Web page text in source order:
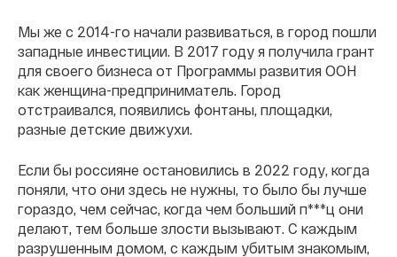
Мы же с 2014-го начали развиваться, в город пошли
западные инвестиции. В 2017 году я получила грант
для своего бизнеса от Программы развития ООН
как женщина-предприниматель. Город
отстраивался, появились фонтаны, площадки,
разные детские движухи.
Если бы россияне остановились в 2022 году, когда
поняли, что они здесь не нужны, то было бы лучше
гораздо, чем сейчас, когда чем больший п***ц они
делают, тем больше злости вызывают. С каждым
разрушенным домом, с каждым убитым знакомым,